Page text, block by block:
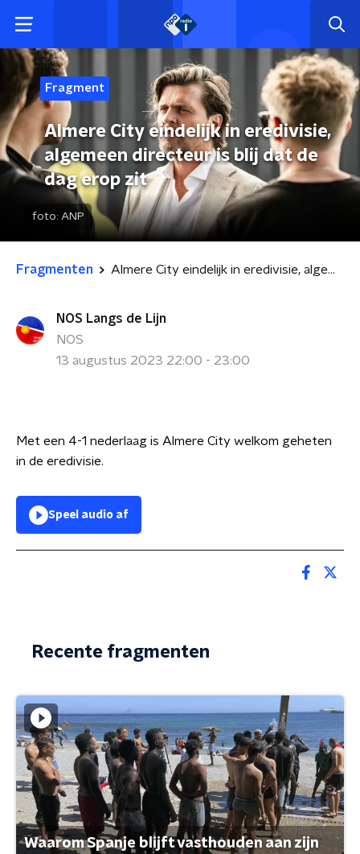
Fragment
Almere City eindelijk in eredivisie,
algemeen directeur is blij dat de
dag erop zit
foto: ANP
Fragmenten Almere City eindelijk in eredivisie, algemeen directeur is blij dat de dag erop zit
NOS Langs de Lijn
NOS
13 augustus 2023 22:00 - 23:00
Met een 4-1 nederlaag is Almere City welkom geheten
in de eredivisie.
Speel audio af
Recente fragmenten
Waarom Spanje blijft vasthouden aan zijn